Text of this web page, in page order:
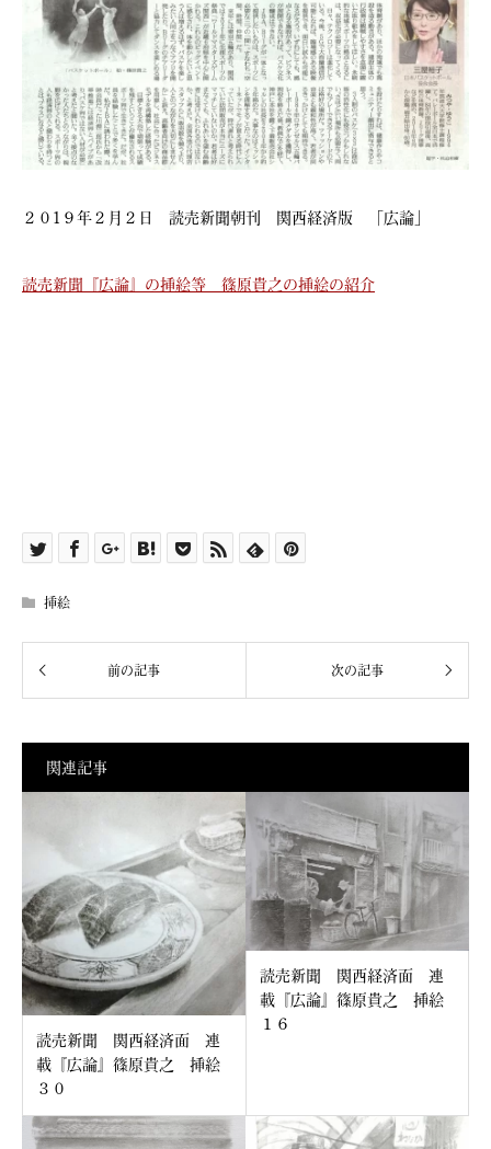
２０1９年２月２日 読売新聞朝刊 関西経済版 「広論」
読売新聞『広論』の挿絵等 篠原貴之の挿絵の紹介
挿絵
関連記事
読売新聞 関西経済面 連
載『広論』篠原貴之 挿絵
３０
読売新聞 関西経済面 連
載『広論』篠原貴之 挿絵
１６